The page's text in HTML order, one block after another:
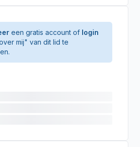
een gratis account of login
mij" van dit lid te